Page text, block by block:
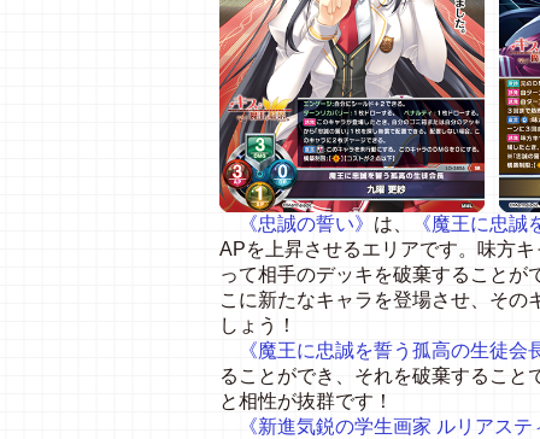
《忠誠の誓い》 は、
《魔王に忠
APを上昇させるエリアです。味方
って相手のデッキを破棄すること
こに新たなキャラを登場させ、そ
しょう！
《魔王に忠誠を誓う孤高の生徒会
ることができ、それを破棄すること
と相性が抜群です！
《新進気鋭の学生画家 ルリアス